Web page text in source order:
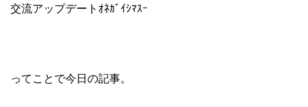
交流アップデートｵﾈｶﾞｲｼﾏｽｰ
ってことで今日の記事。